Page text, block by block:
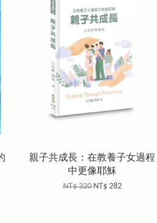
親子共成長：在教養子女過程
中更像耶穌
NT$ 320NT$ 282